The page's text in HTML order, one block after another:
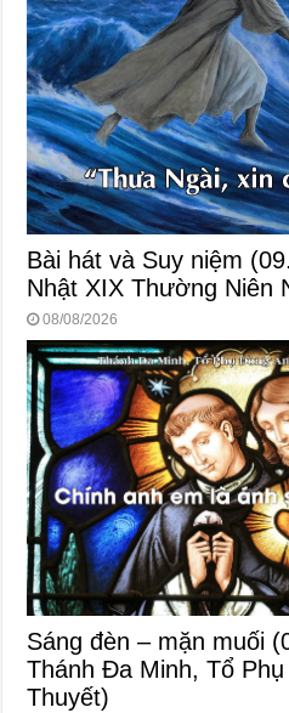
Bài hát và Suy niệm
Nhật XIX Thường Niên
08/08/2026
Sáng đèn – mặn muối
Thánh Đa Minh, Tổ
Thuyết)